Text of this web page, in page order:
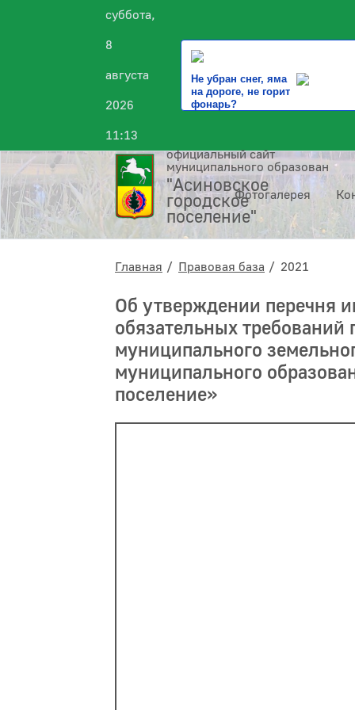
суббота,
8
августа
2026
11:13
Не убран снег, яма
на дороге, не горит
фонарь?
официальный сайт
муниципального образования
"Асиновское
городское
поселение"
Фотогалерея
Главная Правовая база 2021
Об утверждении перечня
обязательных
муниципального
муниципального
поселение»